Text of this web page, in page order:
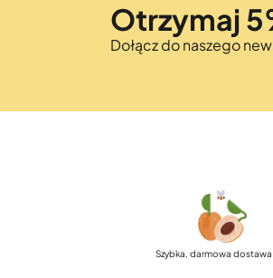
Otrzymaj
Dołącz do naszego
Szybka, darmowa dostawa